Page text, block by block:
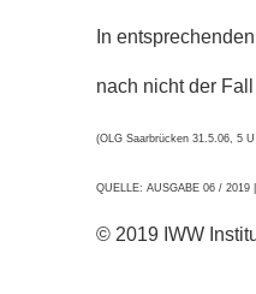
In
nach nicht der
(OLG Saarbrücken 31.5.06, 5
QUELLE: AUSGABE 06 / 2019
© 2019 IWW